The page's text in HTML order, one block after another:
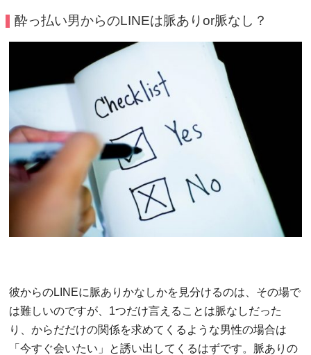
酔っ払い男からのLINEは脈ありor脈なし？
彼からのLINEに脈ありかなしかを見分けるのは、その場で
は難しいのですが、1つだけ言えることは脈なしだった
り、からだだけの関係を求めてくるような男性の場合は
「今すぐ会いたい」と誘い出してくるはずです。脈ありの